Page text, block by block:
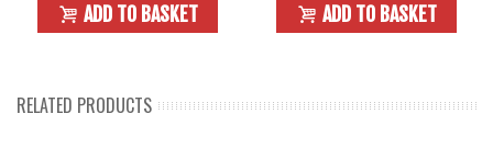
ADD TO BASKET ADD TO BASKET
RELATED PRODUCTS